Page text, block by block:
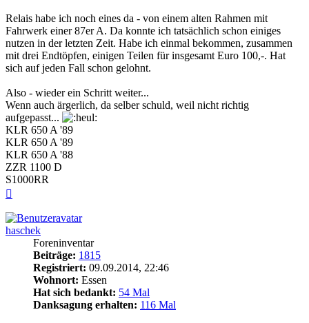
Relais habe ich noch eines da - von einem alten Rahmen mit
Fahrwerk einer 87er A. Da konnte ich tatsächlich schon einiges
nutzen in der letzten Zeit. Habe ich einmal bekommen, zusammen
mit drei Endtöpfen, einigen Teilen für insgesamt Euro 100,-. Hat
sich auf jeden Fall schon gelohnt.
Also - wieder ein Schritt weiter...
Wenn auch ärgerlich, da selber schuld, weil nicht richtig
aufgepasst...
KLR 650 A '89
KLR 650 A '89
KLR 650 A '88
ZZR 1100 D
S1000RR
haschek
Foreninventar
Beiträge: 1815
Registriert: 09.09.2014, 22:46
Wohnort: Essen
Hat sich bedankt: 54 Mal
Danksagung erhalten: 116 Mal